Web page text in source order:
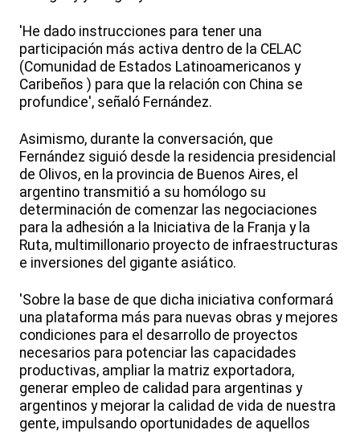
'He dado instrucciones para tener una
participación más activa dentro de la CELAC
(Comunidad de Estados Latinoamericanos y
Caribeños ) para que la relación con China se
profundice', señaló Fernández.
Asimismo, durante la conversación, que
Fernández siguió desde la residencia presidencial
de Olivos, en la provincia de Buenos Aires, el
argentino transmitió a su homólogo su
determinación de comenzar las negociaciones
para la adhesión a la Iniciativa de la Franja y la
Ruta, multimillonario proyecto de infraestructuras
e inversiones del gigante asiático.
'Sobre la base de que dicha iniciativa conformará
una plataforma más para nuevas obras y mejores
condiciones para el desarrollo de proyectos
necesarios para potenciar las capacidades
productivas, ampliar la matriz exportadora,
generar empleo de calidad para argentinas y
argentinos y mejorar la calidad de vida de nuestra
gente, impulsando oportunidades de aquellos